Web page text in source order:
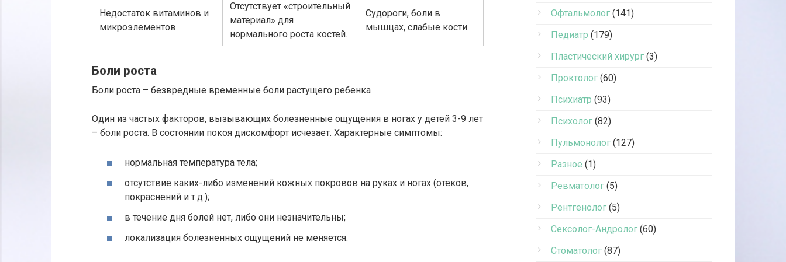
Недостаток витаминов и
микроэлементов
Отсутствует «строительный
материал» для
нормального роста костей.
Судороги, боли в
мышцах, слабые кости.
Боли роста
Боли роста – безвредные временные боли растущего ребенка
Один из частых факторов, вызывающих болезненные ощущения в ногах у детей 3-9 лет
– боли роста. В состоянии покоя дискомфорт исчезает. Характерные симптомы:
нормальная температура тела;
отсутствие каких-либо изменений кожных покровов на руках и ногах (отеков,
покраснений и т.д.);
в течение дня болей нет, либо они незначительны;
локализация болезненных ощущений не меняется.
Офтальмолог (141)
Педиатр (179)
Пластический хирург (3)
Проктолог (60)
Психиатр (93)
Психолог (82)
Пульмонолог (127)
Разное (1)
Ревматолог (5)
Рентгенолог (5)
Сексолог-Андролог (60)
Стоматолог (87)